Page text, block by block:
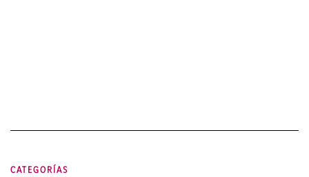
CATEGORÍAS